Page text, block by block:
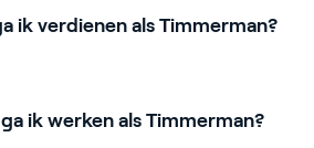
ik verdienen als Timmerman?
ik werken als Timmerman?